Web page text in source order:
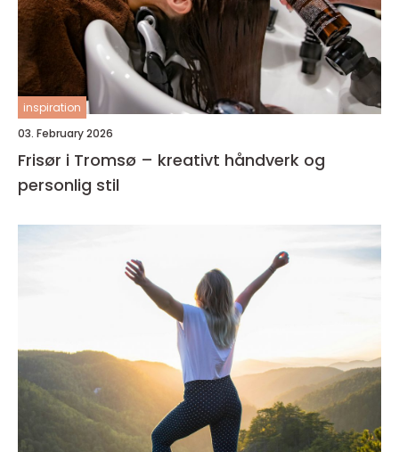
inspiration
03. February 2026
Frisør i Tromsø – kreativt håndverk og
personlig stil